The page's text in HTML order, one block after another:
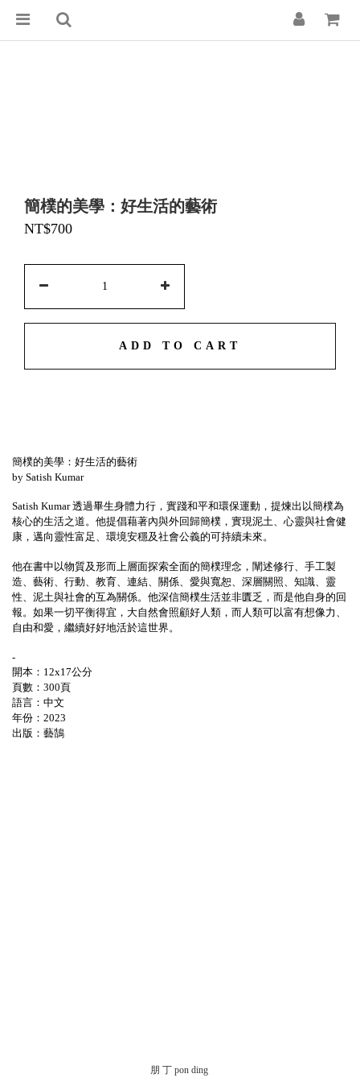
簡樸的美學：好生活的藝術
NT$700
ADD TO CART
簡樸的美學：好生活的藝術
by Satish Kumar
Satish Kumar透過畢生身體力行，實踐和平和環保運動，提煉出以簡樸為
核心的生活之道。他提倡藉著內與外回歸簡樸，實現泥土、心靈與社會健
康，邁向靈性富足、環境安穩及社會公義的可持續未來。
他在書中以物質及形而上層面探索全面的簡樸理念，闡述修行、手工製
造、藝術、行動、教育、連結、關係、愛與寬恕、深層關照、知識、靈
性、泥土與社會的互為關係。他深信簡樸生活並非匱乏，而是他自身的回
報。如果一切平衡得宜，大自然會照顧好人類，而人類可以富有想像力、
自由和愛，繼續好好地活於這世界。
-
開本： 12x17公分
頁數： 300頁
語言：中文
年份： 2023
出版：藝鵠
朋 丁 pon ding